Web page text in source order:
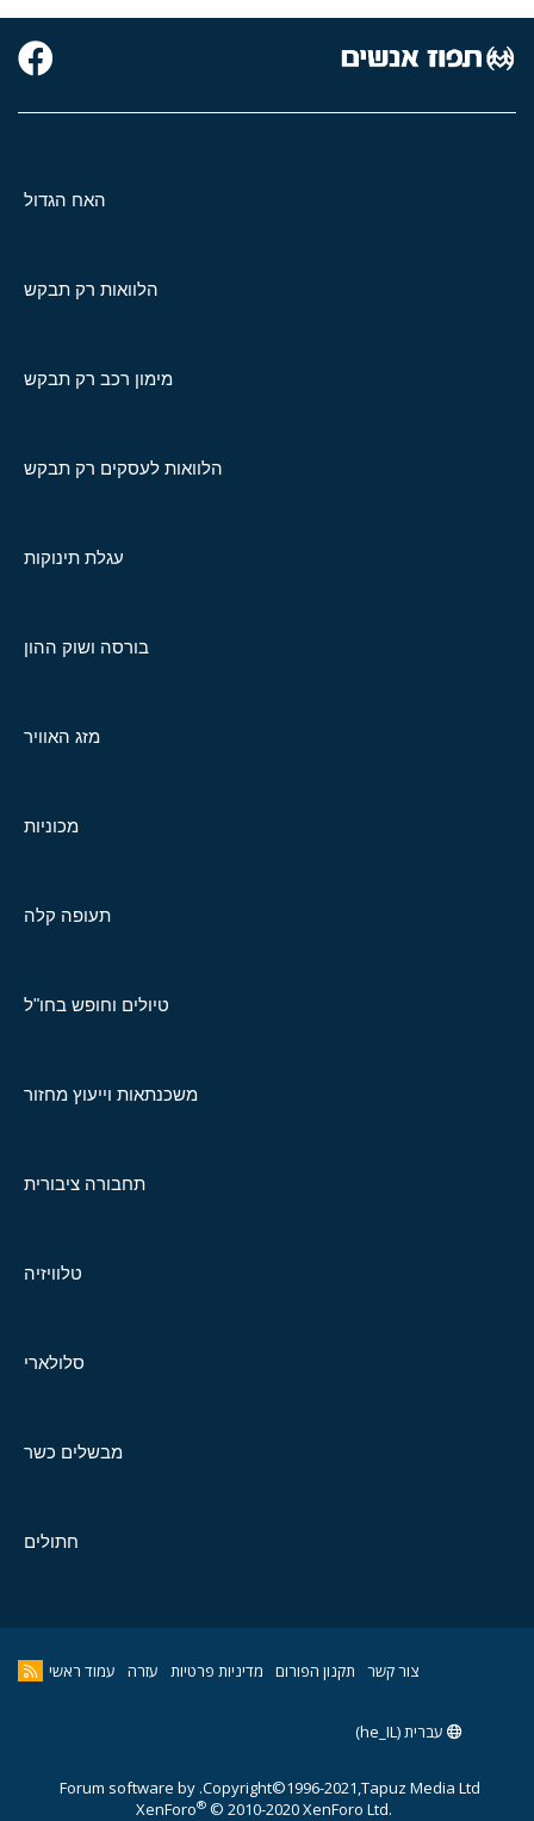
האח הגדול
הלוואות רק תבקש
מימון רכב רק תבקש
הלוואות לעסקים רק תבקש
עגלת תינוקות
בורסה ושוק ההון
מזג האוויר
מכוניות
תעופה קלה
טיולים וחופש בחו"ל
משכנתאות וייעוץ מחזור
תחבורה ציבורית
טלוויזיה
סלולארי
מבשלים כשר
חתולים
צור קשר תקנון הפורום מדיניות פרטיות עזרה עמוד ראשי
עברית (he_IL)
Copyright©1996-2021,Tapuz Media Ltd.
Forum software by
XenForo® © 2010-2020 XenForo Ltd.